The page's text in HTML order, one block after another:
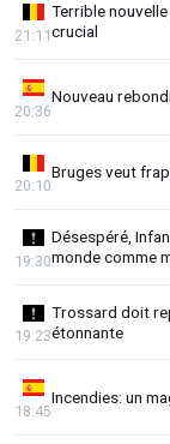
Terrible
crucial
21:11
Nouveau
20:36
Bruges veut
20:10
Désespéré,
monde comme
19:30
Trossard doit
étonnante
19:23
Incendies: un
18:45